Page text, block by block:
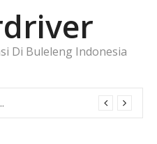
Di Buleleng Indonesia
Menggerakkan Industri Energi